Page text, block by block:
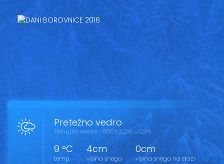
Pretežno vedro
Trenutno vreme - 08.06.2026. u 02h
9 °C
temp.
4cm
visina snega
0cm
visina snega na stazi